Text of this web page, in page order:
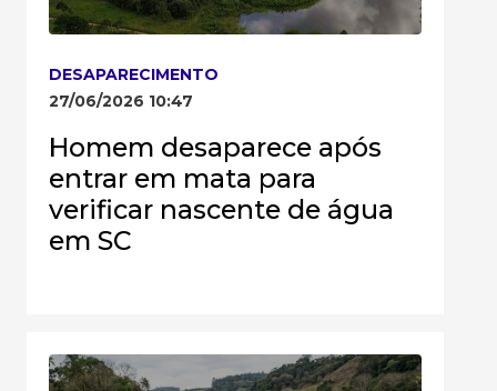
DESAPARECIMENTO
27/06/2026 10:47
Homem desaparece após
entrar em mata para
verificar nascente de água
em SC